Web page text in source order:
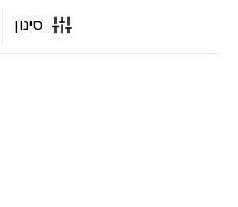
סינון